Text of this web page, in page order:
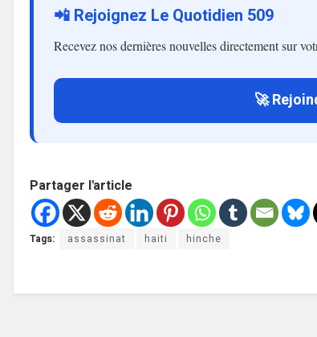
📲 Rejoignez Le Quotidien 509
Recevez nos dernières nouvelles directement sur
🚀
Partager l'article
Tags: assassinat haiti hinche